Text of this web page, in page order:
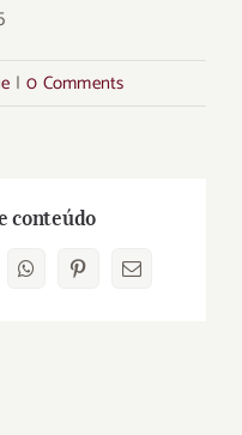
| 0 Comments
conteúdo
WhatsAppPinterestEmail